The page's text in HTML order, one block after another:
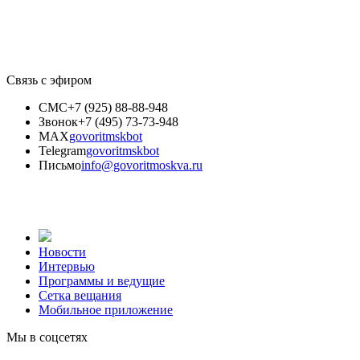
Связь с эфиром
СМС+7 (925) 88-88-948
Звонок+7 (495) 73-73-948
MAXgovoritmskbot
Telegramgovoritmskbot
Письмоinfo@govoritmoskva.ru
Новости
Интервью
Программы и ведущие
Сетка вещания
Мобильное приложение
Мы в соцсетях